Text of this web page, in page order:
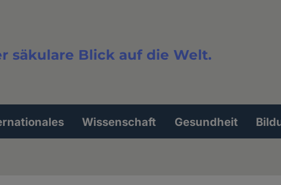
säkulare Blick auf die Welt.
Wissenschaft Gesundheit